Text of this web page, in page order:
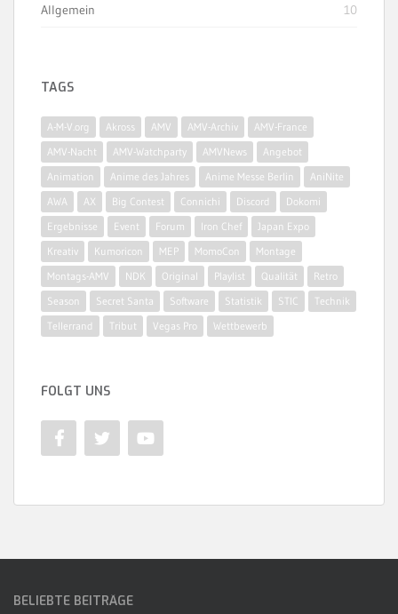
Allgemein 10
TAGS
A-M-V.org Akross AMV AMV-Archiv
AMV-France
AMV-Nacht
AMV-Watchparty AMVNews
Angebot
Animation
Anime des Jahres Anime Messe Berlin
AniNite
AWA
AX Big Contest Connichi Discord
Dokomi
Ergebnisse
Event Forum Iron Chef
Japan Expo
Kreativ
Kumoricon MEP MomoCon
Montage
Montags-AMV
NDK Original Playlist Qualität
Retro
Season
Secret Santa Software Statistik STIC
Technik
Tellerrand
Tribut Vegas Pro Wettbewerb
FOLGT UNS
BELIEBTE BEITRÄGE